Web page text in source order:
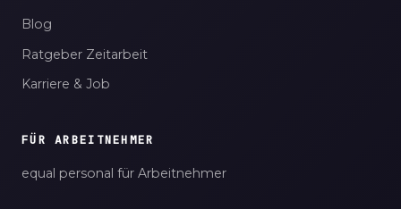
Blog
Ratgeber Zeitarbeit
Karriere & Job
FÜR ARBEITNEHMER
equal personal für Arbeitnehmer